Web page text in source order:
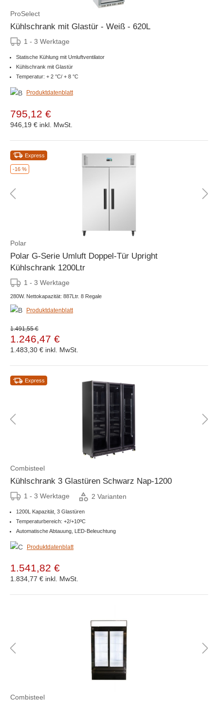
ProSelect
Kühlschrank mit Glastür - Weiß - 620L
1 - 3 Werktage
Statische Kühlung mit Umluftventilator
Kühlschrank mit Glastür
Temperatur: + 2 °C/ + 8 °C
Produktdatenblatt
795,12 €
946,19 € inkl. MwSt.
-16 %
Express
Polar
Polar G-Serie Umluft Doppel-Tür Upright
Kühlschrank 1200Ltr
1 - 3 Werktage
280W. Nettokapazität: 887Ltr. 8 Regale
Produktdatenblatt
1.491,55 €
1.246,47 €
1.483,30 € inkl. MwSt.
Express
Combisteel
Kühlschrank 3 Glastüren Schwarz Nap-1200
1 - 3 Werktage 2 Varianten
1200L Kapazität, 3 Glastüren
Temperaturbereich: +2/+10ºC
Automatische Abtauung, LED-Beleuchtung
Produktdatenblatt
1.541,82 €
1.834,77 € inkl. MwSt.
Combisteel